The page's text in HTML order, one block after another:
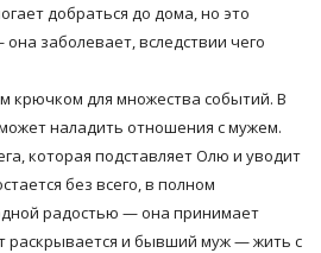
добраться до дома, но это
заболевает, вследствии чего
крючком для множества событий. В
наладить отношения с мужем.
которая подставляет Олю и уводит
без всего, в полном
радостью — она принимает
раскрывается и бывший муж — жить с